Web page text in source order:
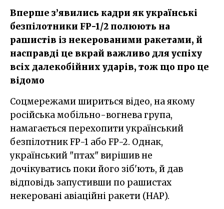
Вперше з’явились кадри як українські
безпілотники FP-1/2 полюють на
рашистів із некерованими ракетами, й
насправді це вкрай важливо для успіху
всіх далекобійних ударів, тож що про це
відомо
Соцмережами шириться відео, на якому
російська мобільно-вогнева група,
намагається перехопити український
безпілотник FP-1 або FP-2. Однак,
український "птах" вирішив не
дочікуватись поки його зіб'ють, й дав
відповідь запустивши по рашистах
некеровані авіаційні ракети (НАР).